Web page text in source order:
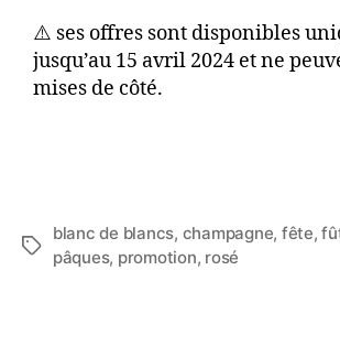
⚠️ ses offres sont disponibles
jusqu’au 15 avril 2024 et ne
mises de côté.
blanc de blancs, champagne, fête,
pâques, promotion, rosé